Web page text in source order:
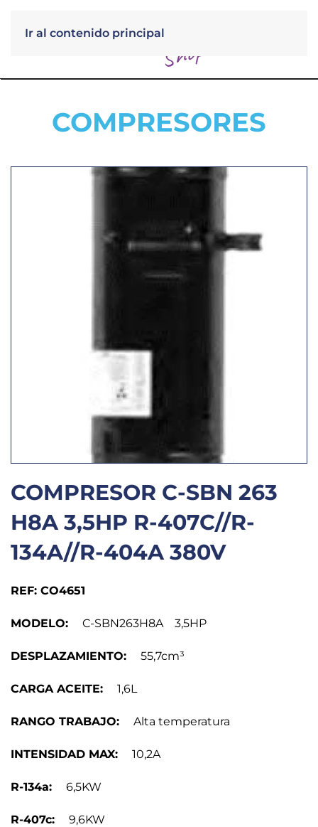
Ir al contenido principal
COMPRESORES
COMPRESOR C-SBN 263
H8A 3,5HP R-407C//R-
134A//R-404A 380V
REF: CO4651
MODELO: C-SBN263H8A 3,5HP
DESPLAZAMIENTO: 55,7cm³
CARGA ACEITE: 1,6L
RANGO TRABAJO: Alta temperatura
INTENSIDAD MAX: 10,2A
R-134a: 6,5KW
R-407c: 9,6KW